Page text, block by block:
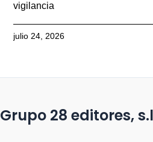
vigilancia
julio 24, 2026
Grupo 28 editores,